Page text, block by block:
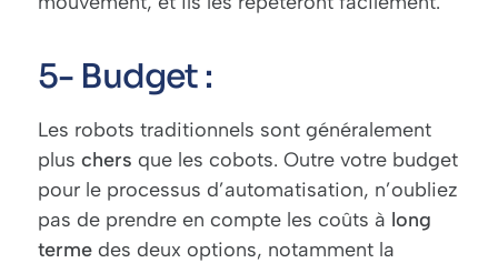
5- Budget :
Les robots traditionnels sont généralement
plus chers que les cobots. Outre votre budget
pour le processus d’automatisation, n’oubliez
pas de prendre en compte les coûts à long
terme des deux options, notamment la